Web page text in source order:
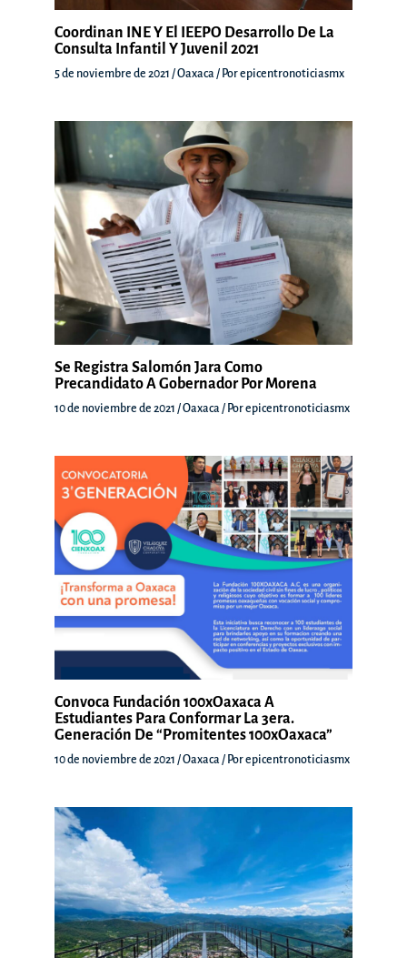
Coordinan INE Y El IEEPO Desarrollo De La
Consulta Infantil Y Juvenil 2021
5 de noviembre de 2021 /Oaxaca / Porepicentronoticiasmx
Se Registra Salomón Jara Como
Precandidato A Gobernador Por Morena
10 de noviembre de 2021 /Oaxaca / Porepicentronoticiasmx
Convoca Fundación 100xOaxaca A
Estudiantes Para Conformar La 3era.
Generación De “Promitentes 100xOaxaca”
10 de noviembre de 2021 /Oaxaca / Porepicentronoticiasmx